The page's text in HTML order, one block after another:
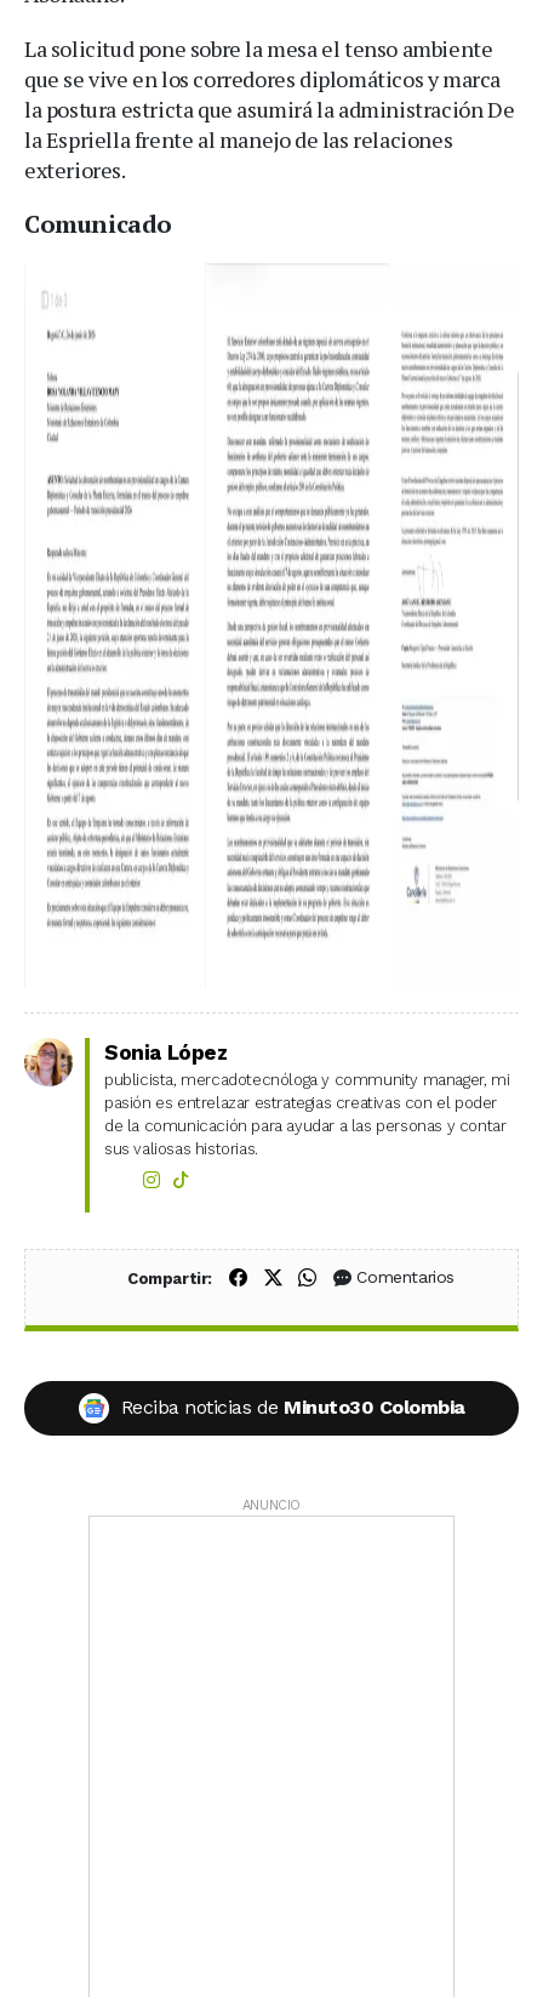
La solicitud pone sobre la mesa el tenso ambiente
que se vive en los corredores diplomáticos y marca
la postura estricta que asumirá la administración De
la Espriella frente al manejo de las relaciones
exteriores.
Comunicado
Sonia López
publicista, mercadotecnóloga y community manager, mi
pasión es entrelazar estrategias creativas con el poder
de la comunicación para ayudar a las personas y contar
sus valiosas historias.
Compartir: Compartir en Facebook
Compartir en X (Twitter)
Compartir en WhatsApp
Comentarios
Reciba noticias de Minuto30 Colombia
ANUNCIO